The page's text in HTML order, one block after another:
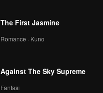
The First Jasmine
Romance · Kuno
Against The Sky Supreme
Fantasi